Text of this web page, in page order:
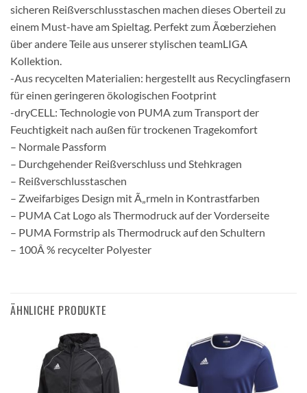
sicheren Reißverschlusstaschen machen dieses Oberteil zu
einem Must-have am Spieltag. Perfekt zum Ãœberziehen
über andere Teile aus unserer stylischen teamLIGA
Kollektion.
-Aus recycelten Materialien: hergestellt aus Recyclingfasern
für einen geringeren ökologischen Footprint
-dryCELL: Technologie von PUMA zum Transport der
Feuchtigkeit nach außen für trockenen Tragekomfort
– Normale Passform
– Durchgehender Reißverschluss und Stehkragen
– Reißverschlusstaschen
– Zweifarbiges Design mit Ã„rmeln in Kontrastfarben
– PUMA Cat Logo als Thermodruck auf der Vorderseite
– PUMA Formstrip als Thermodruck auf den Schultern
– 100Â % recycelter Polyester
ÄHNLICHE PRODUKTE